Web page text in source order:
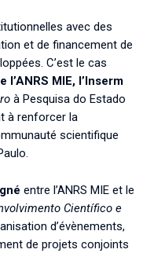
avec des
et de financement de
C’est le cas
l’ANRS MIE, l’Inserm
à Pesquisa do Estado
à renforcer la
scientifique
entre l’ANRS MIE et le
Científico e
d’évènements,
de projets conjoints